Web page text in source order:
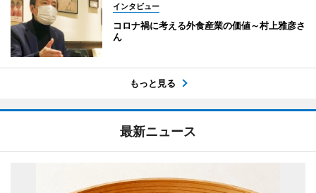
インタビュー
コロナ禍に考える外食産業の価値～村上雅彦さ
ん
もっと見る
最新ニュース